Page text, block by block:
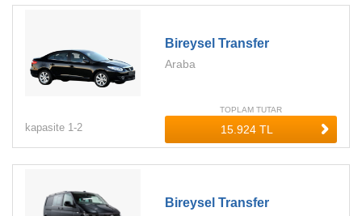
Bireysel Transfer
Araba
kapasite 1-2
TOPLAM TUTAR
Bireysel Transfer